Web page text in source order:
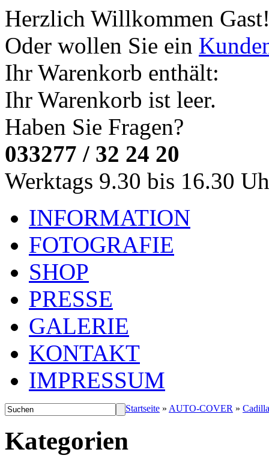
Herzlich Willkommen
Oder wollen Sie ein
Ihr Warenkorb enthält:
Ihr Warenkorb ist leer.
Haben Sie Fragen?
033277 / 32 24 20
Werktags 9.30 bis 16.30
INFORMATION
FOTOGRAFIE
SHOP
PRESSE
GALERIE
KONTAKT
IMPRESSUM
Startseite » AUTO-COVER »
Kategorien